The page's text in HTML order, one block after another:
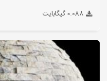
0.088 گیگابایت